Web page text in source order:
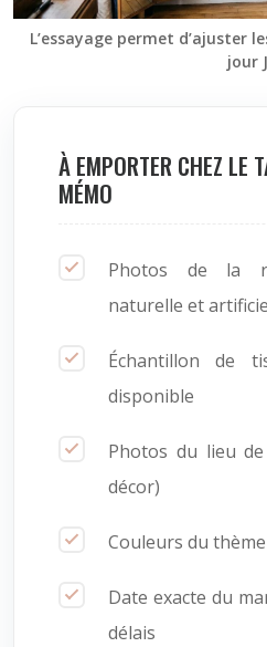
L’essayage permet d’ajuster
jour J
À EMPORTER CHEZ LE
MÉMO
Photos de la
naturelle et
Échantillon de
disponible
Photos du lieu
décor)
Couleurs du
Date exacte du
délais